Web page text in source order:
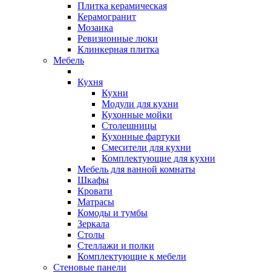
Плитка керамическая
Керамогранит
Мозаика
Ревизионные люки
Клинкерная плитка
Мебель
Кухня
Кухни
Модули для кухни
Кухонные мойки
Столешницы
Кухонные фартуки
Смесители для кухни
Комплектующие для кухни
Мебель для ванной комнаты
Шкафы
Кровати
Матрасы
Комоды и тумбы
Зеркала
Столы
Стеллажи и полки
Комплектующие к мебели
Стеновые панели